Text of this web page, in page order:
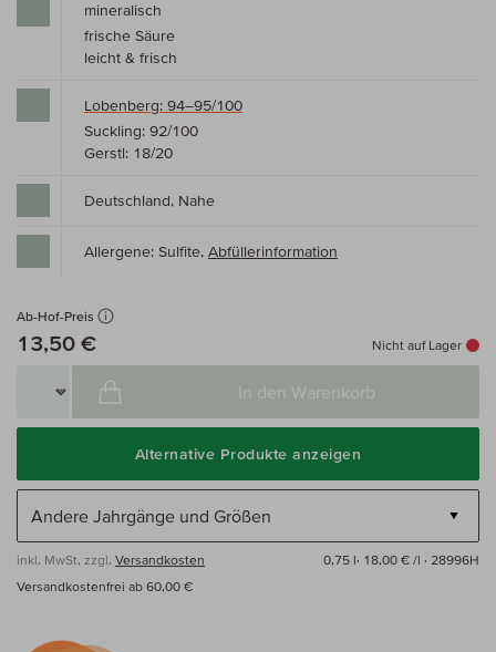
mineralisch
frische Säure
leicht & frisch
Lobenberg: 94–95/100
Suckling: 92/100
Gerstl: 18/20
Deutschland, Nahe
Allergene: Sulfite, Abfüllerinformation
Ab-Hof-Preis
13,50 € Nicht auf Lager
In den Warenkorb
Alternative Produkte anzeigen
inkl. MwSt, zzgl. Versandkosten 0,75 l· 18,00 € /l · 28996H
Versandkostenfrei ab 60,00 €